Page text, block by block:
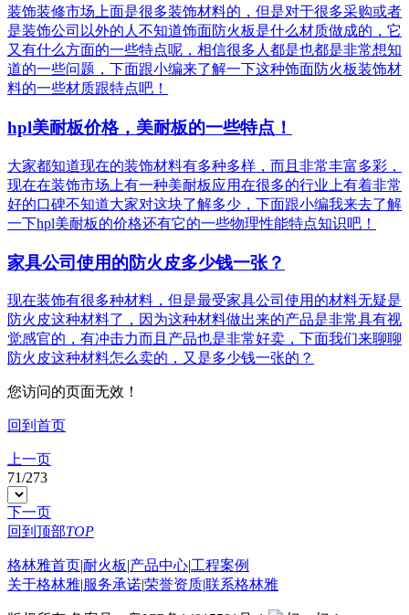
装饰装修市场上面是很多装饰材料的，但是对于很多采购或者
是装饰公司以外的人不知道饰面防火板是什么材质做成的，它
又有什么方面的一些特点呢，相信很多人都是也都是非常想知
道的一些问题，下面跟小编来了解一下这种饰面防火板装饰材
料的一些材质跟特点吧！
hpl美耐板价格，美耐板的一些特点！
大家都知道现在的装饰材料有多种多样，而且非常丰富多彩，
现在在装饰市场上有一种美耐板应用在很多的行业上有着非常
好的口碑不知道大家对这块了解多少，下面跟小编我来去了解
一下hpl美耐板的价格还有它的一些物理性能特点知识吧！
家具公司使用的防火皮多少钱一张？
现在装饰有很多种材料，但是最受家具公司使用的材料无疑是
防火皮这种材料了，因为这种材料做出来的产品是非常具有视
觉感官的，有冲击力而且产品也是非常好卖，下面我们来聊聊
防火皮这种材料怎么卖的，又是多少钱一张的？
您访问的页面无效！
回到首页
上一页
71/273
下一页
回到顶部TOP
格林雅首页|耐火板|产品中心|工程案例
关于格林雅|服务承诺|荣誉资质|联系格林雅